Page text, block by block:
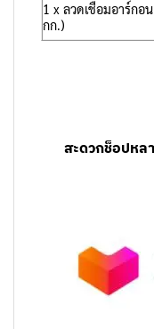
1 x ลวดเชื่อมอาร์กอ
กก.)
สะดวกช็อปหล